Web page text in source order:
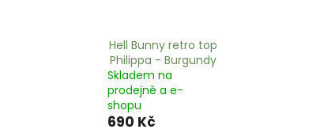
Hell Bunny retro top
Philippa - Burgundy
Skladem na
prodejně a e-
shopu
690 Kč